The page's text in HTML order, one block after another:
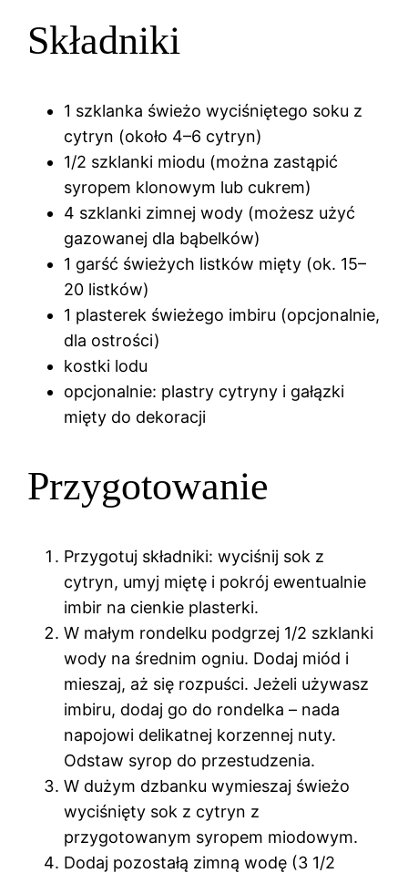
Składniki
1 szklanka świeżo wyciśniętego soku z
cytryn (około 4–6 cytryn)
1/2 szklanki miodu (można zastąpić
syropem klonowym lub cukrem)
4 szklanki zimnej wody (możesz użyć
gazowanej dla bąbelków)
1 garść świeżych listków mięty (ok. 15–
20 listków)
1 plasterek świeżego imbiru (opcjonalnie,
dla ostrości)
kostki lodu
opcjonalnie: plastry cytryny i gałązki
mięty do dekoracji
Przygotowanie
Przygotuj składniki: wyciśnij sok z
cytryn, umyj miętę i pokrój ewentualnie
imbir na cienkie plasterki.
W małym rondelku podgrzej 1/2 szklanki
wody na średnim ogniu. Dodaj miód i
mieszaj, aż się rozpuści. Jeżeli używasz
imbiru, dodaj go do rondelka – nada
napojowi delikatnej korzennej nuty.
Odstaw syrop do przestudzenia.
W dużym dzbanku wymieszaj świeżo
wyciśnięty sok z cytryn z
przygotowanym syropem miodowym.
Dodaj pozostałą zimną wodę (3 1/2